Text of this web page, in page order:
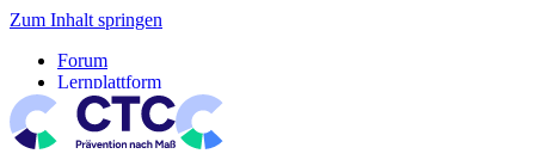
Zum Inhalt springen
Forum
Lernplattform
Pressespiegel
Newsletter